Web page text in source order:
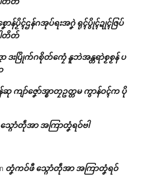
ာန်ပၟိၚ်ဌန်ဂအုပ်ရးအဂၞဲ ရုၚ်ပွိုၚ်ဍုၚ်ဇြပ်
ါတိတ်
ာ ဒးပြိုက်ဂစိုတ်ကၠေံ နူဘဲအန္တရာဲစၟစၟန် ပ
ဆု ကျာ်ဇၞော်အ္စာတၠဥတ္တမ ကွာန်ဝၚ်က ပို
ောံတဵုအာ အကြာတၞံရဝ်ဗါ
တၞံကဝ်ဖီ သ္ဂောံတဵုအာ အကြာတၞံရဝ်